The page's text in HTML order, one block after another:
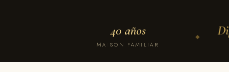
40 años
MAISON FAMILIAR
◆